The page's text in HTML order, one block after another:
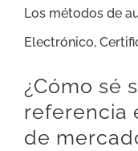
Los métodos de
Electrónico,
¿Cómo sé
referencia
de